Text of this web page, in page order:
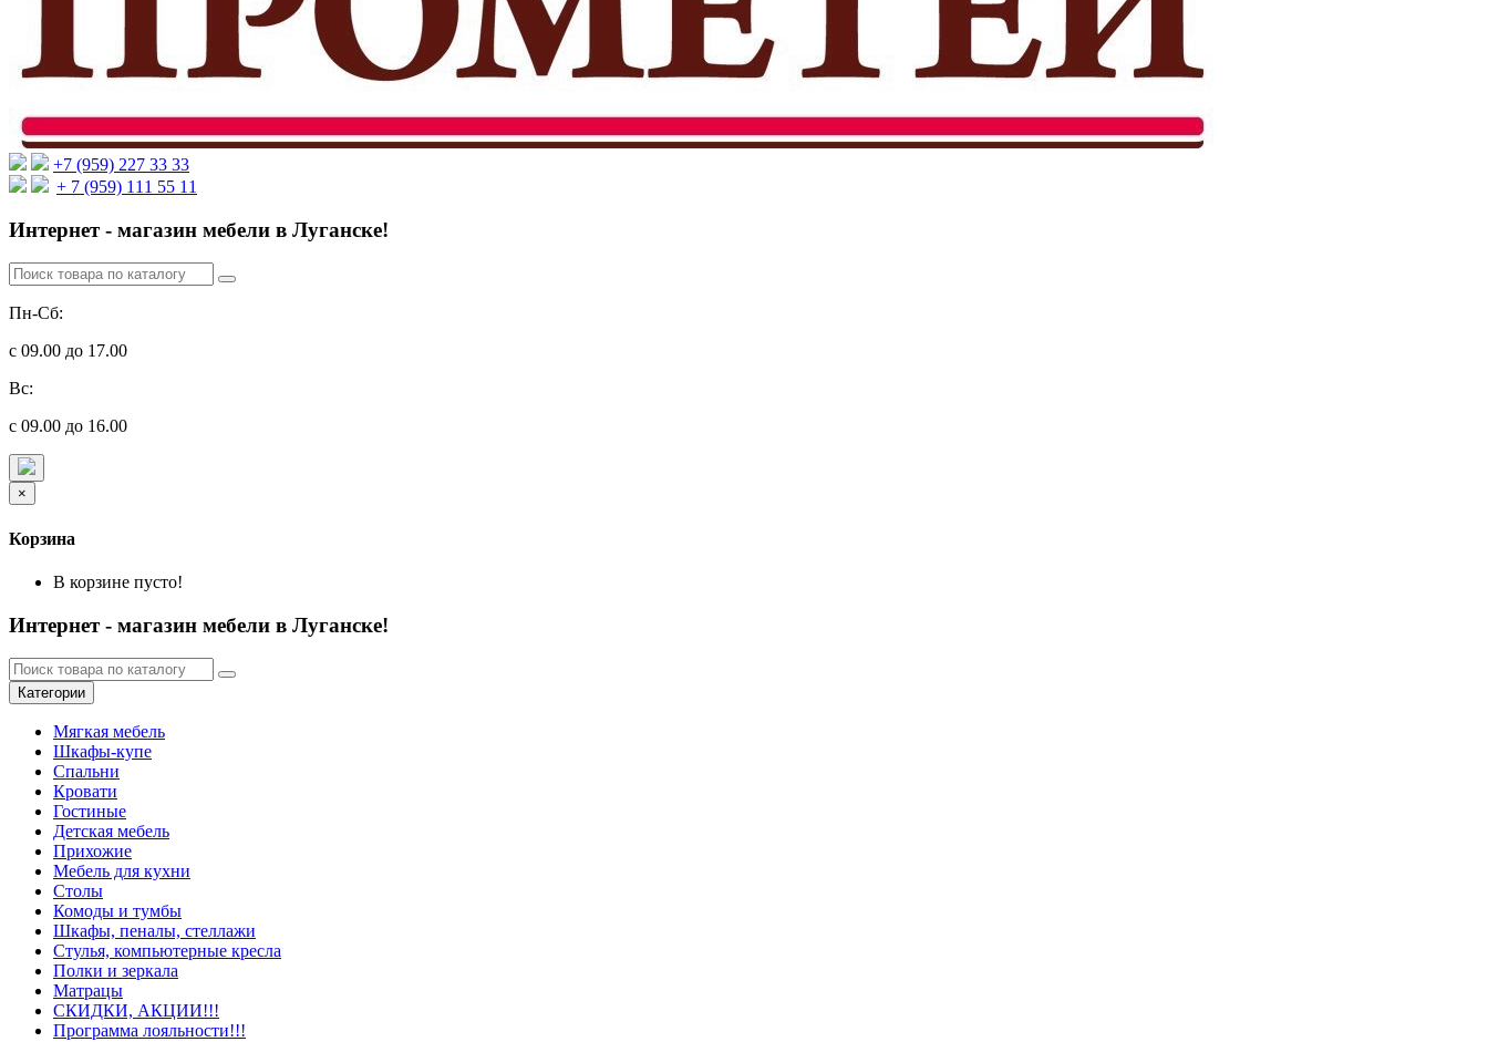
+7 (959) 227 33 33
+ 7 (959) 111 55 11
Интернет - магазин мебели в Луганске!
Пн-Сб:
с 09.00 до 17.00
Вс:
с 09.00 до 16.00
×
Корзина
В корзине пусто!
Интернет - магазин мебели в Луганске!
Категории
Мягкая мебель
Шкафы-купе
Спальни
Кровати
Гостиные
Детская мебель
Прихожие
Мебель для кухни
Столы
Комоды и тумбы
Шкафы, пеналы, стеллажи
Стулья, компьютерные кресла
Полки и зеркала
Матрацы
СКИДКИ, АКЦИИ!!!
Программа лояльности!!!